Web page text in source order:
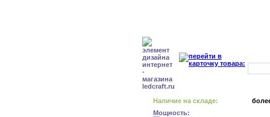
Наличие на складе:
Мощность: